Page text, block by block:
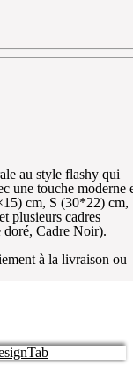
au style flashy qui
une touche moderne
cm, S (30*22) cm,
plusieurs cadres
doré, Cadre Noir).
à la livraison ou